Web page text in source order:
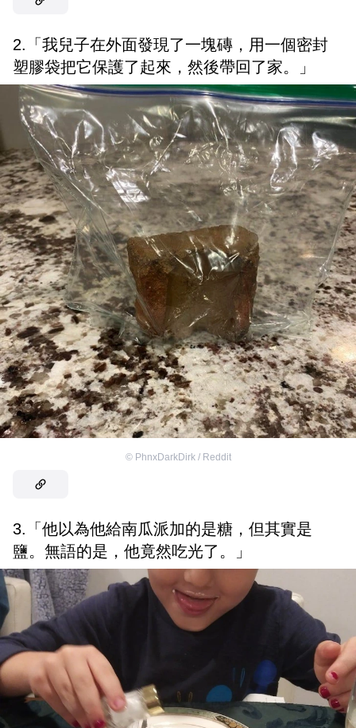
2.「我兒子在外面發現了一塊磚，用一個密封
塑膠袋把它保護了起來，然後帶回了家。」
© PhnxDarkDirk / Reddit
3.「他以為他給南瓜派加的是糖，但其實是
鹽。無語的是，他竟然吃光了。」